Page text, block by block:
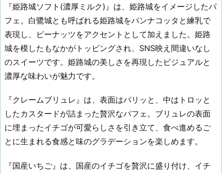
『姫路城ソフト(濃厚ミルク)』は、姫路城をイメージしたパ
フェ。白鷺城とも呼ばれる姫路城をパンナコッタと練乳で
表現し、ピーナッツをアクセントとして加えました。姫路
城を模したもなかがトッピングされ、SNS映え間違いなし
のスイーツです。姫路城の美しさを再現したビジュアルと
濃厚な味わいが魅力です。
『クレームブリュレ』は、表面はパリッと、中はトロッと
したカスタードが詰まった贅沢なパフェ。ブリュレの表面
に埋まったイチゴが可愛らしさを引き立て、食べ進めるご
とに生まれる食感と味のグラデーションを楽しめます。
『国産いちご』は、国産のイチゴを贅沢に盛り付け、イチ